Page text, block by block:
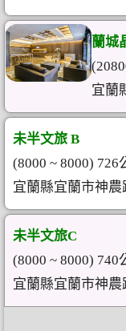
蘭城
宜蘭
未半文旅 B
(8000 ~ 8000) 726
宜蘭縣宜蘭市神
未半文旅C
(8000 ~ 8000) 740
宜蘭縣宜蘭市神農